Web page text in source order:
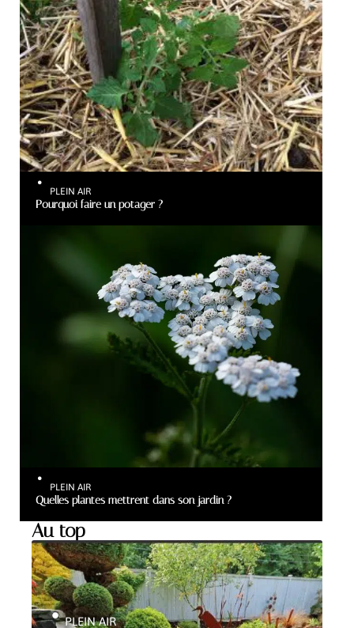
PLEIN AIR
Pourquoi faire un potager ?
PLEIN AIR
Quelles plantes mettrent dans son jardin ?
Au top
PLEIN AIR